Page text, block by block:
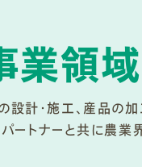
業領域
設計・施工、産品の加
ートナーと共に農業